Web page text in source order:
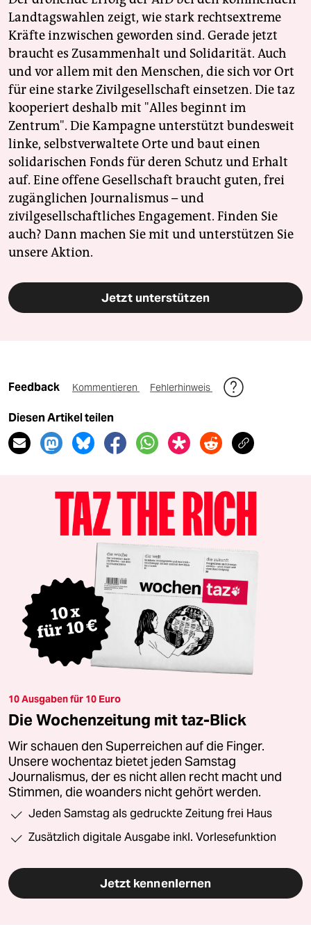
Landtagswahlen zeigt, wie stark rechtsextreme
Kräfte inzwischen geworden sind. Gerade jetzt
braucht es Zusammenhalt und Solidarität. Auch
und vor allem mit den Menschen, die sich vor Ort
für eine starke Zivilgesellschaft einsetzen. Die taz
kooperiert deshalb mit "Alles beginnt im
Zentrum". Die Kampagne unterstützt bundesweit
linke, selbstverwaltete Orte und baut einen
solidarischen Fonds für deren Schutz und Erhalt
auf. Eine offene Gesellschaft braucht guten, frei
zugänglichen Journalismus – und
zivilgesellschaftliches Engagement. Finden Sie
auch? Dann machen Sie mit und unterstützen Sie
unsere Aktion.
Jetzt unterstützen
Feedback Kommentieren Fehlerhinweis
Diesen Artikel teilen
10 Ausgaben für 10 Euro
Die Wochenzeitung mit taz-Blick
Wir schauen den Superreichen auf die Finger.
Unsere wochentaz bietet jeden Samstag
Journalismus, der es nicht allen recht macht und
Stimmen, die woanders nicht gehört werden.
Jeden Samstag als gedruckte Zeitung frei Haus
Zusätzlich digitale Ausgabe inkl. Vorlesefunktion
Jetzt kennenlernen